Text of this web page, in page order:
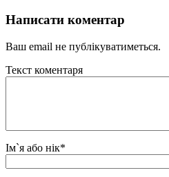
Написати коментар
Ваш email не публікуватиметься.
Текст коментаря
Ім`я або нік*